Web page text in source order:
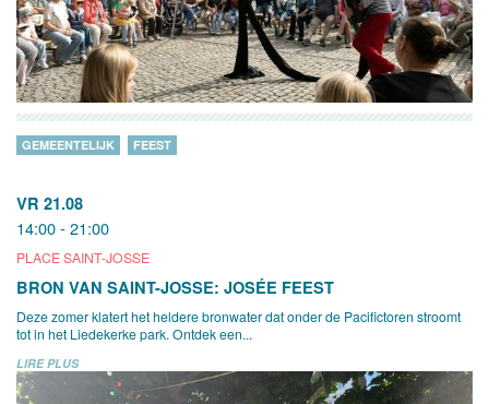
VR 21.08
14:00 - 21:00
PLACE SAINT-JOSSE
GEMEENTELIJK FEEST
BRON VAN SAINT-JOSSE: JOSÉE FEEST
Deze zomer klatert het heldere bronwater dat onder de Pacifictoren stroomt
tot in het Liedekerke park. Ontdek een...
LIRE PLUS